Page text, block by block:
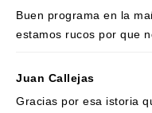
Buen programa en la
estamos rucos por que
Juan Callejas
Gracias por esa istoria